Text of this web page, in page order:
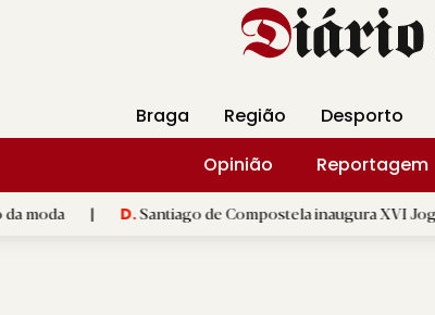
Braga Região Desporto
Opinião
Reportagem
D.Santiago de Compostela inaugura XVI Jogos do Eixo